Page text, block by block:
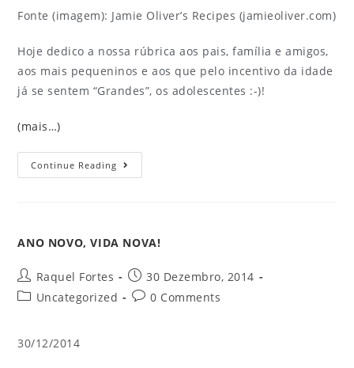
Fonte (imagem): Jamie Oliver’s Recipes (jamieoliver.com)
Hoje dedico a nossa rúbrica aos pais, família e amigos,
aos mais pequeninos e aos que pelo incentivo da idade
já se sentem “Grandes”, os adolescentes :-)!
(mais…)
Continue Reading
ANO NOVO, VIDA NOVA!
Raquel Fortes
30 Dezembro, 2014
Uncategorized
0 Comments
30/12/2014